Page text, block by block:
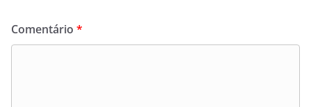
Comentário *